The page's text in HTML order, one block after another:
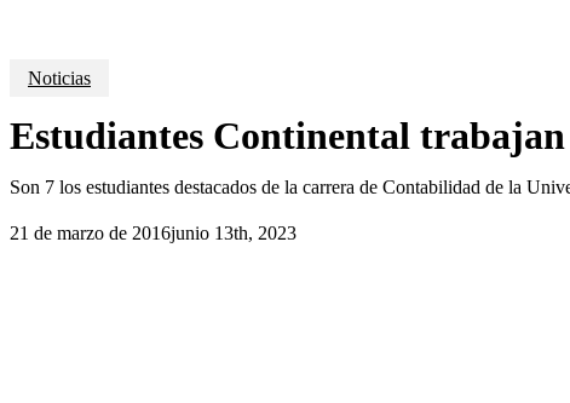
Noticias
Estudiantes Continental
Son 7 los estudiantes destacados de la carrera de Contabilidad de la
21 de marzo de 2016junio 13th, 2023